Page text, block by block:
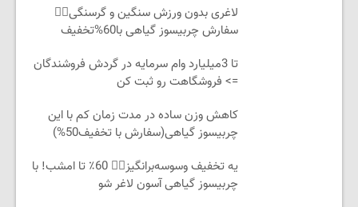
لاغری بدون ورزش سنگین و گرسنگی👈🏻
سفارش چربیسوز گیاهی با60%تخفیف
تا 3میلیارد وام سرمایه در گردش فروشندگان
=> فروشگاهت رو ثبت کن
کاهش وزن ساده در مدت زمان کم با این
چربیسوز گیاهی(سفارش با تخفیف50%)
یه تخفیف وسوسه‌برانگیز👈🏻 60٪ تا امشب! با
چربیسوز گیاهی آسون لاغر شو